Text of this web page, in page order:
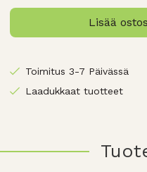
Lisää
Toimitus 3-7 Päivässä
Laadukkaat tuotteet